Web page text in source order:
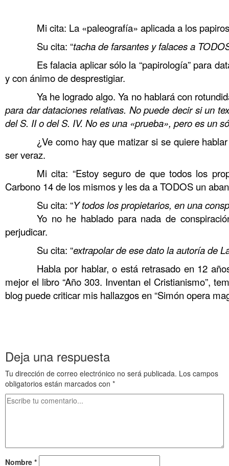
Mi cita: La «paleografía» aplicada a los
Su cita: “tacha de farsantes y falaces a
Es falacia aplicar sólo la “papirología” para
y con ánimo de desprestigiar.
Ya he logrado algo. Ya no hablará con
para dar dataciones relativas. No puede decir si un
del S. II o del S. IV. No es una «prueba», pero es un
¿Ve como hay que matizar si se quiere
ser veraz.
Mi cita: “Estoy seguro de que todos los
Carbono 14 de los mismos y les da a TODOS un
Su cita: “Y todos los propietarios, en una
Yo no he hablado para nada de
perjudicar.
Su cita: “extrapolar de ese dato la autoría de
Habla por hablar, o está retrasado en 12
mejor el libro “Año 303. Inventan el Cristianismo”,
blog puede criticar mis hallazgos en “Simón opera
Deja una respuesta
Tu dirección de correo electrónico no será publicada. Los campos
obligatorios están marcados con *
Nombre *